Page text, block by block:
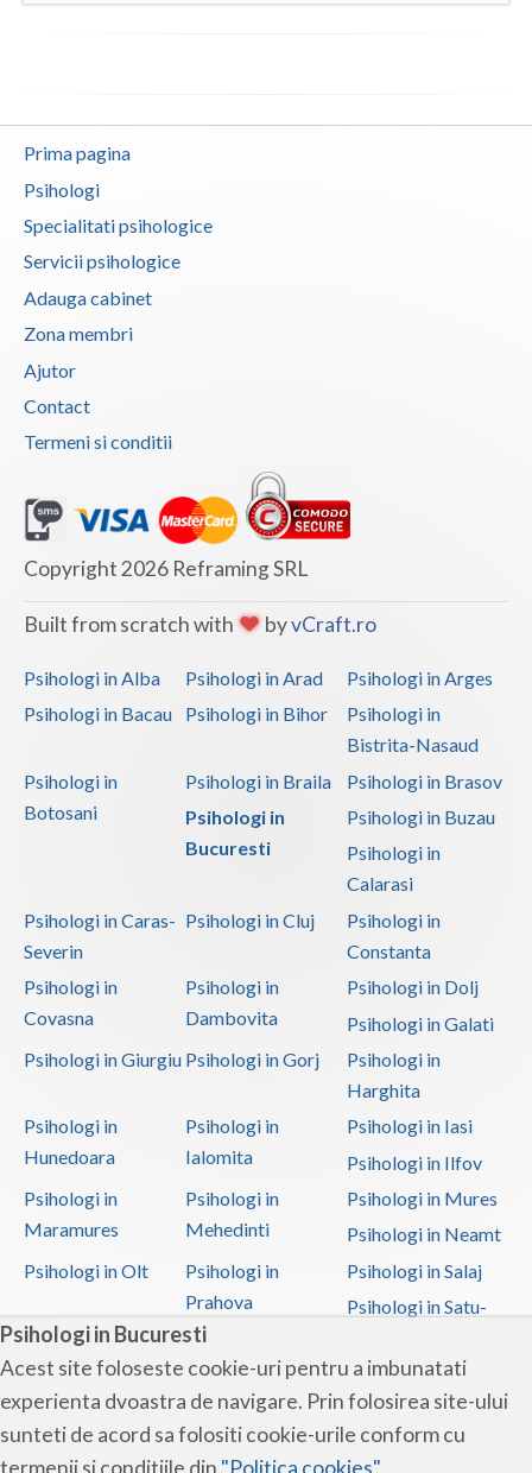
Psihologi in Bucuresti
Acest site foloseste cookie-uri pentru a imbunatati
experienta dvoastra de navigare. Prin folosirea site-ului
sunteti de acord sa folositi cookie-urile conform cu
termenii si conditiile din "Politica cookies"
Prima pagina
Psihologi
Specialitati psihologice
Servicii psihologice
Adauga cabinet
Zona membri
Ajutor
Contact
Termeni si conditii
Copyright 2026 Reframing SRL
Built from scratch with byvCraft.ro
Psihologi in Alba Psihologi in Arad
Psihologi in Arges
Psihologi in Bacau
Psihologi in Bihor
Psihologi in
Bistrita-Nasaud
Psihologi in
Botosani
Psihologi in Braila
Psihologi in Brasov
Psihologi in
Bucuresti
Psihologi in Buzau
Psihologi in
Calarasi
Psihologi in Caras-
Severin
Psihologi in Cluj
Psihologi in
Constanta
Psihologi in
Covasna
Psihologi in
Dambovita
Psihologi in Dolj
Psihologi in Galati
Psihologi in Giurgiu Psihologi in Gorj
Psihologi in
Harghita
Psihologi in
Hunedoara
Psihologi in
Ialomita
Psihologi in Iasi
Psihologi in Ilfov
Psihologi in
Maramures
Psihologi in
Mehedinti
Psihologi in Mures
Psihologi in Neamt
Psihologi in Olt
Psihologi in
Prahova
Psihologi in Salaj
Psihologi in Satu-
Psihologi in Sibiu
Psihologi in
Suceava
Psihologi in
Teleorman
Psihologi in Timis
Psihologi in Tulcea Psihologi in Valcea